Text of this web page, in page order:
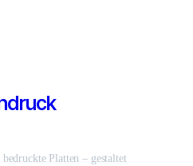
Platten – gestaltet